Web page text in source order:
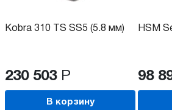
Kobra 310 TS SS5 (5.8 мм)
230 503 Р
В корзину
HSM
98